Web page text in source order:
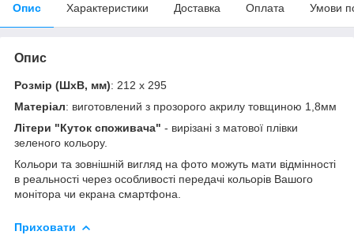
Опис Характеристики Доставка Оплата Умови
Опис
Розмір (ШхВ, мм): 212 х 295
Матеріал: виготовлений з прозорого акрилу товщиною 1,8мм
Літери "Куток споживача" - вирізані з матової плівки
зеленого кольору.
Кольори та зовнішній вигляд на фото можуть мати відмінності
в реальності через особливості передачі кольорів Вашого
монітора чи екрана смартфона.
Приховати